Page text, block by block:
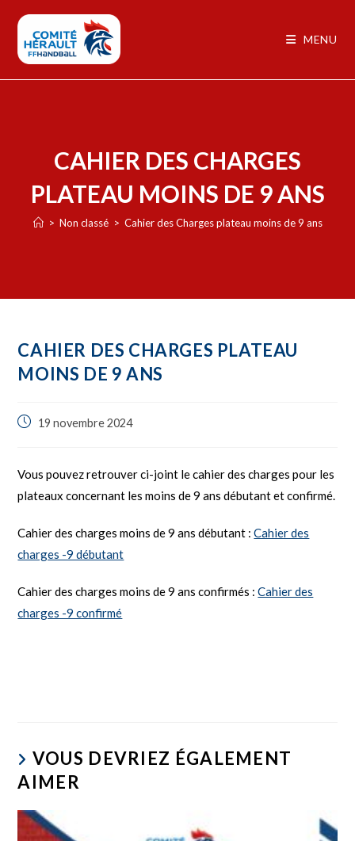
MENU
CAHIER DES CHARGES
PLATEAU MOINS DE 9 ANS
> Non classé > Cahier des Charges plateau moins de 9 ans
CAHIER DES CHARGES PLATEAU
MOINS DE 9 ANS
19 novembre 2024
Vous pouvez retrouver ci-joint le cahier des charges pour les
plateaux concernant les moins de 9 ans débutant et confirmé.
Cahier des charges moins de 9 ans débutant :Cahier des
charges -9 débutant
Cahier des charges moins de 9 ans confirmés :Cahier des
charges -9 confirmé
VOUS DEVRIEZ ÉGALEMENT
AIMER